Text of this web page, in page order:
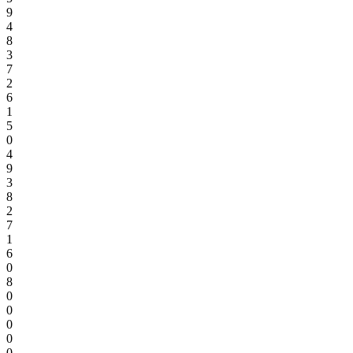
9
4
8
3
7
2
6
1
5
0
4
9
3
8
2
7
1
6
0
8
0
0
0
0